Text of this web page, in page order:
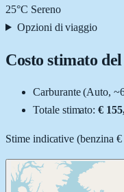
25°C Sereno
Opzioni di viaggio
Costo stimato
Carburante (Auto, ~
Totale stimato:€
Stime indicative (benzina €